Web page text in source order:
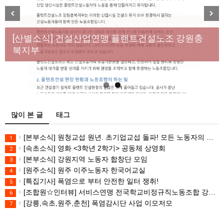
[성명] 막을 수 있었던 죽음, HL만도가 책임져라 : 청
년노동자 사망사고의 철저한 진상규명과 재발방지
대책 마련하라
[산별소식] 건설산업연맹 플랜트건설노조 강원충
북지부
Previous Next
많이 본 글 태그
1 [본부소식] 원청교섭 원년. 초기업교섭 돌파! 모든 노동자의 노동기본권 쟁취! 민주노총 7.15 총파업대회
2 [속초소식] 영화 <3학년 2학기> 공동체 상영회
3 [본부소식] 강원지역 노동자 합창단 모임
4 [원주소식] 원주 이주노동자 한국어교실
5 [특집기사] 폭염으로 부터 안전한 일터 쟁취!
6 [조합원☆인터뷰] 서비스연맹 전국학교비정규직노동조합 강원지부 김유미 춘천지회장
7 [강릉,속초,원주,춘천] 폭염감시단 사업 이모저모